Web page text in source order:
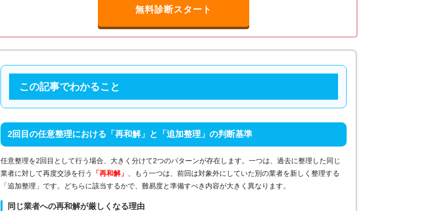
無料診断スタート
この記事でわかること
2回目の任意整理における「再和解」と「追加整理」の判断基準
任意整理を2回目として行う場合、大きく分けて2つのパターンが存在します。一つは、過去に整理した同じ
業者に対して再度交渉を行う
「再和解」
、もう一つは、前回は対象外にしていた別の業者を新しく整理する
「追加整理」です。どちらに該当するかで、難易度と準備すべき内容が大きく異なります。
同じ業者への再和解が厳しくなる理由